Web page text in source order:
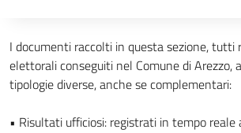
Descrizione completa
I documenti raccolti in questa sezione,
elettorali conseguiti nel Comune di Arezzo,
tipologie diverse, anche se complementari:
• Risultati ufficiosi: registrati in tempo